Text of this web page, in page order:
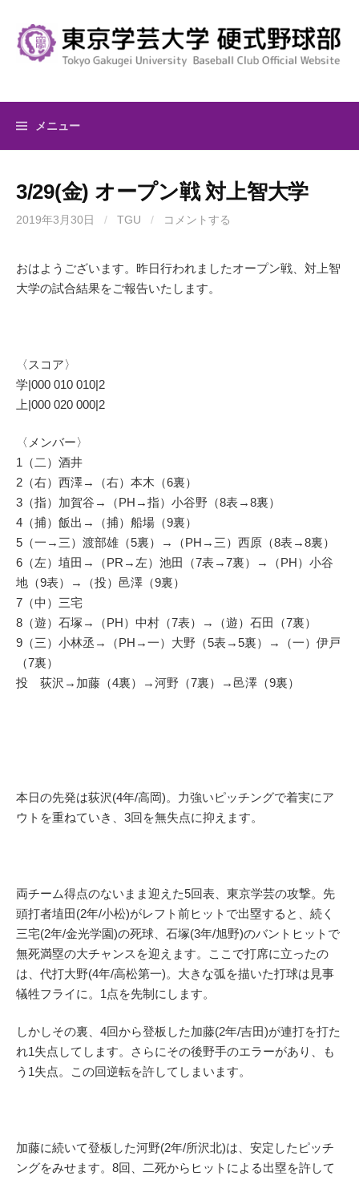
キ
メニュー
3/29(金) オープン戦 対上智大学
2019年3月30日 / TGU / コメントする
おはようございます。昨日行われましたオープン戦、対上智
大学の試合結果をご報告いたします。
〈スコア〉
学|000 010 010|2
上|000 020 000|2
〈メンバー〉
1（二）酒井
2（右）西澤→（右）本木（6裏）
3（指）加賀谷→（PH→指）小谷野（8表→8裏）
4（捕）飯出→（捕）船場（9裏）
5（一→三）渡部雄（5裏）→（PH→三）西原（8表→8裏）
6（左）埴田→（PR→左）池田（7表→7裏）→（PH）小谷
地（9表）→（投）邑澤（9裏）
7（中）三宅
8（遊）石塚→（PH）中村（7表）→（遊）石田（7裏）
9（三）小林丞→（PH→一）大野（5表→5裏）→（一）伊戸
（7裏）
投 荻沢→加藤（4裏）→河野（7裏）→邑澤（9裏）
本日の先発は荻沢(4年/高岡)。力強いピッチングで着実にア
ウトを重ねていき、3回を無失点に抑えます。
両チーム得点のないまま迎えた5回表、東京学芸の攻撃。先
頭打者埴田(2年/小松)がレフト前ヒットで出塁すると、続く
三宅(2年/金光学園)の死球、石塚(3年/旭野)のバントヒットで
無死満塁の大チャンスを迎えます。ここで打席に立ったの
は、代打大野(4年/高松第一)。大きな弧を描いた打球は見事
犠牲フライに。1点を先制にします。
しかしその裏、4回から登板した加藤(2年/吉田)が連打を打た
れ1失点してします。さらにその後野手のエラーがあり、も
う1失点。この回逆転を許してしまいます。
加藤に続いて登板した河野(2年/所沢北)は、安定したピッチ
ングをみせます。8回、二死からヒットによる出塁を許して